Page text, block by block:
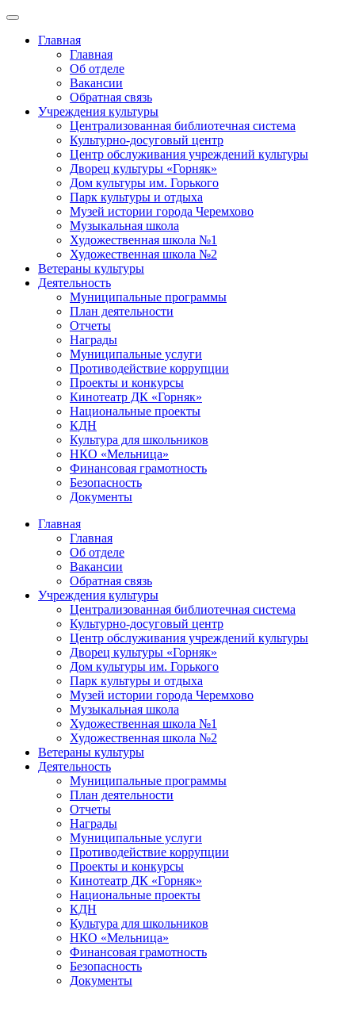
Главная
Главная
Об отделе
Вакансии
Обратная связь
Учреждения культуры
Централизованная библиотечная система
Культурно-досуговый центр
Центр обслуживания учреждений культуры
Дворец культуры «Горняк»
Дом культуры им. Горького
Парк культуры и отдыха
Музей истории города Черемхово
Музыкальная школа
Художественная школа №1
Художественная школа №2
Ветераны культуры
Деятельность
Муниципальные программы
План деятельности
Отчеты
Награды
Муниципальные услуги
Противодействие коррупции
Проекты и конкурсы
Кинотеатр ДК «Горняк»
Национальные проекты
КДН
Культура для школьников
НКО «Мельница»
Финансовая грамотность
Безопасность
Документы
Главная
Главная
Об отделе
Вакансии
Обратная связь
Учреждения культуры
Централизованная библиотечная система
Культурно-досуговый центр
Центр обслуживания учреждений культуры
Дворец культуры «Горняк»
Дом культуры им. Горького
Парк культуры и отдыха
Музей истории города Черемхово
Музыкальная школа
Художественная школа №1
Художественная школа №2
Ветераны культуры
Деятельность
Муниципальные программы
План деятельности
Отчеты
Награды
Муниципальные услуги
Противодействие коррупции
Проекты и конкурсы
Кинотеатр ДК «Горняк»
Национальные проекты
КДН
Культура для школьников
НКО «Мельница»
Финансовая грамотность
Безопасность
Документы